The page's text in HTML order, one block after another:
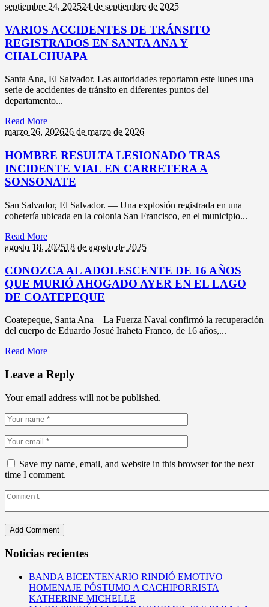
septiembre 24, 202524 de septiembre de 2025
VARIOS ACCIDENTES DE TRÁNSITO
REGISTRADOS EN SANTA ANA Y
CHALCHUAPA
Santa Ana, El Salvador. Las autoridades reportaron este lunes una
serie de accidentes de tránsito en diferentes puntos del
departamento...
Read More
marzo 26, 202626 de marzo de 2026
HOMBRE RESULTA LESIONADO TRAS
INCIDENTE VIAL EN CARRETERA A
SONSONATE
San Salvador, El Salvador. — Una explosión registrada en una
cohetería ubicada en la colonia San Francisco, en el municipio...
Read More
agosto 18, 202518 de agosto de 2025
CONOZCA AL ADOLESCENTE DE 16 AÑOS
QUE MURIÓ AHOGADO AYER EN EL LAGO
DE COATEPEQUE
Coatepeque, Santa Ana – La Fuerza Naval confirmó la recuperación
del cuerpo de Eduardo Josué Iraheta Franco, de 16 años,...
Read More
Leave a Reply
Your email address will not be published.
Save my name, email, and website in this browser for the next
time I comment.
Noticias recientes
BANDA BICENTENARIO RINDIÓ EMOTIVO
HOMENAJE PÓSTUMO A CACHIPORRISTA
KATHERINE MICHELLE